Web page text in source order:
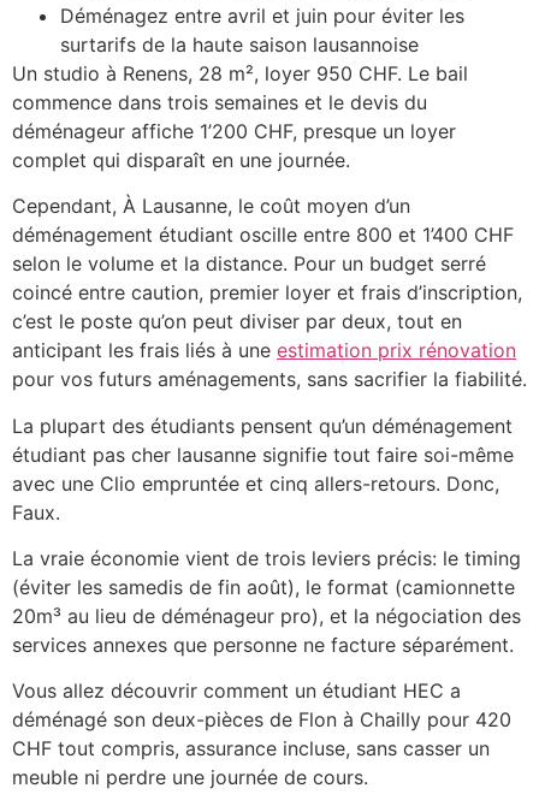
Déménagez entre avril et juin pour éviter les
surtarifs de la haute saison lausannoise
Un studio à Renens, 28 m², loyer 950 CHF. Le bail
commence dans trois semaines et le devis du
déménageur affiche 1’200 CHF, presque un loyer
complet qui disparaît en une journée.
Cependant, À Lausanne, le coût moyen d’un
déménagement étudiant oscille entre 800 et 1’400 CHF
selon le volume et la distance. Pour un budget serré
coincé entre caution, premier loyer et frais d’inscription,
c’est le poste qu’on peut diviser par deux, tout en
anticipant les frais liés à une estimation prix rénovation
pour vos futurs aménagements, sans sacrifier la fiabilité.
La plupart des étudiants pensent qu’un déménagement
étudiant pas cher lausanne signifie tout faire soi-même
avec une Clio empruntée et cinq allers-retours. Donc,
Faux.
La vraie économie vient de trois leviers précis: le timing
(éviter les samedis de fin août), le format (camionnette
20m³ au lieu de déménageur pro), et la négociation des
services annexes que personne ne facture séparément.
Vous allez découvrir comment un étudiant HEC a
déménagé son deux-pièces de Flon à Chailly pour 420
CHF tout compris, assurance incluse, sans casser un
meuble ni perdre une journée de cours.